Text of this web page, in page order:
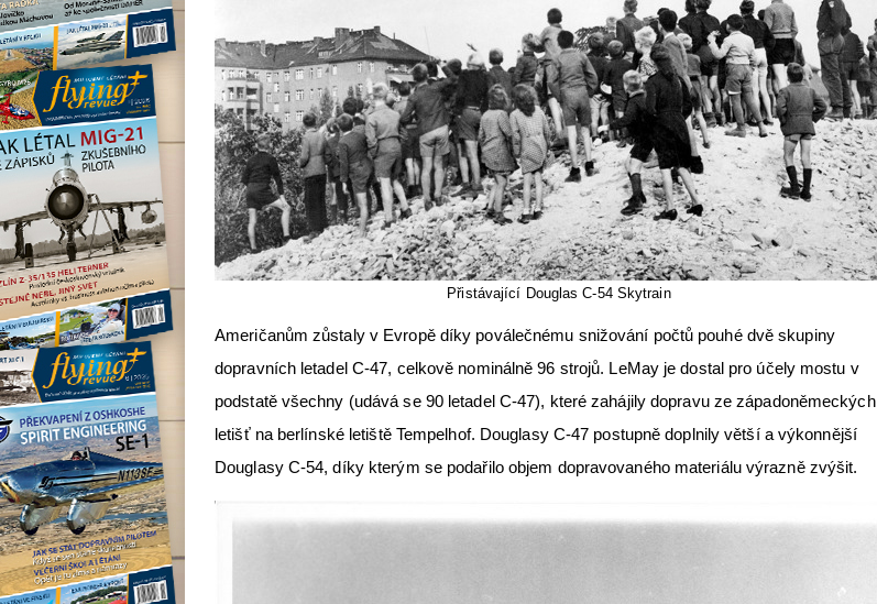
Přistávající Douglas C-54 Skytrain
Američanům zůstaly v Evropě díky poválečnému snižování počtů pouhé dvě skupiny
dopravních letadel C-47, celkově nominálně 96 strojů. LeMay je dostal pro účely mostu v
podstatě všechny (udává se 90 letadel C-47), které zahájily dopravu ze západoněmeckých
letišť na berlínské letiště Tempelhof. Douglasy C-47 postupně doplnily větší a výkonnější
Douglasy C-54, díky kterým se podařilo objem dopravovaného materiálu výrazně zvýšit.